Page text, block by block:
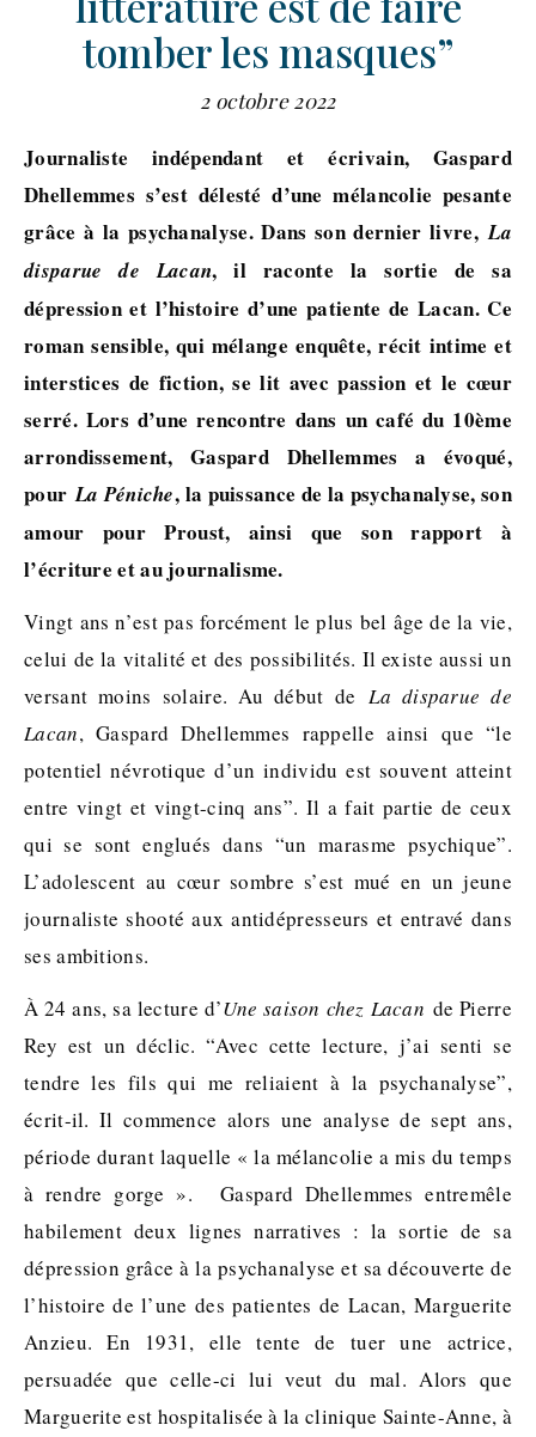
tomber les masques”
2 octobre 2022
Journaliste indépendant et écrivain, Gaspard
Dhellemmes s’est délesté d’une mélancolie pesante
grâce à la psychanalyse. Dans son dernier livre,La
disparue de Lacan, il raconte la sortie de sa
dépression et l’histoire d’une patiente de Lacan. Ce
roman sensible, qui mélange enquête, récit intime et
interstices de fiction, se lit avec passion et le cœur
serré. Lors d’une rencontre dans un café du 10ème
arrondissement, Gaspard Dhellemmes a évoqué,
pourLa Péniche, la puissance de la psychanalyse, son
amour pour Proust, ainsi que son rapport à
l’écriture et au journalisme.
Vingt ans n’est pas forcément le plus bel âge de la vie,
celui de la vitalité et des possibilités. Il existe aussi un
versant moins solaire. Au début de La disparue de
Lacan, Gaspard Dhellemmes rappelle ainsi que “le
potentiel névrotique d’un individu est souvent atteint
entre vingt et vingt-cinq ans”. Il a fait partie de ceux
qui se sont englués dans “un marasme psychique”.
L’adolescent au cœur sombre s’est mué en un jeune
journaliste shooté aux antidépresseurs et entravé dans
ses ambitions.
À 24 ans, sa lecture d’Une saison chez Lacan de Pierre
Rey est un déclic. “Avec cette lecture, j’ai senti se
tendre les fils qui me reliaient à la psychanalyse”,
écrit-il. Il commence alors une analyse de sept ans,
période durant laquelle « la mélancolie a mis du temps
à rendre gorge ». Gaspard Dhellemmes entremêle
habilement deux lignes narratives : la sortie de sa
dépression grâce à la psychanalyse et sa découverte de
l’histoire de l’une des patientes de Lacan, Marguerite
Anzieu. En 1931, elle tente de tuer une actrice,
persuadée que celle-ci lui veut du mal. Alors que
Marguerite est hospitalisée à la clinique Sainte-Anne, à